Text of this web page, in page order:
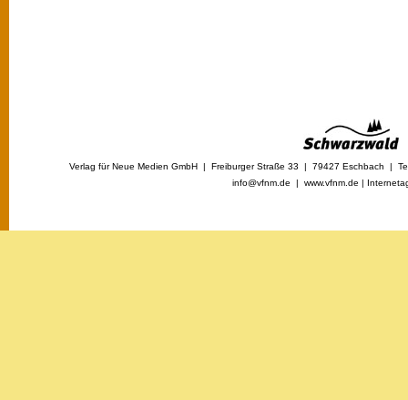
Verlag für Neue Medien GmbH | Freiburger Straße 33 | 79427 Eschbach |
info@vfnm.de | www.vfnm.de |